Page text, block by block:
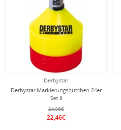
Derbystar
Derbystar Markierungshütchen 24er
Set II
24,95€
22,46€